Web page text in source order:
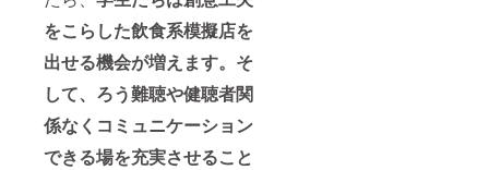
をこらした飲食系模擬店を
出せる機会が増えます。そ
して、ろう難聴や健聴者関
係なくコミュニケーション
できる場を充実させること